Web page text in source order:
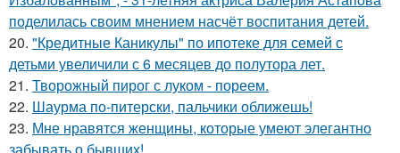
поделилась своим мнением насчёт воспитания детей.
20. "Кредитные Каникулы" по ипотеке для семей с
детьми увеличили с 6 месяцев до полутора лет.
21. Творожный пирог с луком - пореем.
22. Шаурма по-питерски, пальчики оближешь!
23. Мне нравятся женщины, которые умеют элегантно
забывать о бывших!